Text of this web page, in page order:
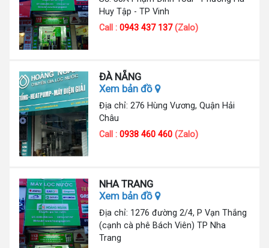
Huy Tập - TP Vinh
Call :0943 437 137(Zalo)
ĐÀ NẴNG
Xem bản đồ
Địa chỉ: 276 Hùng Vương, Quận Hải
Châu
Call :0938 460 460 (Zalo)
NHA TRANG
Xem bản đồ
Địa chỉ: 1276 đường 2/4, P Vạn Thắng
(cạnh cà phê Bách Viên) TP Nha
Trang